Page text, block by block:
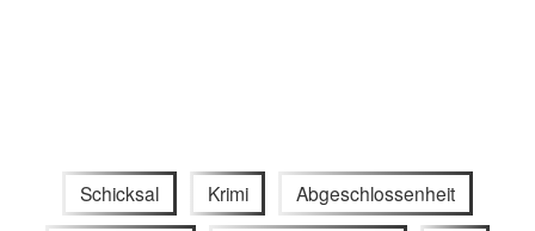
Schicksal Krimi Abgeschlossenheit